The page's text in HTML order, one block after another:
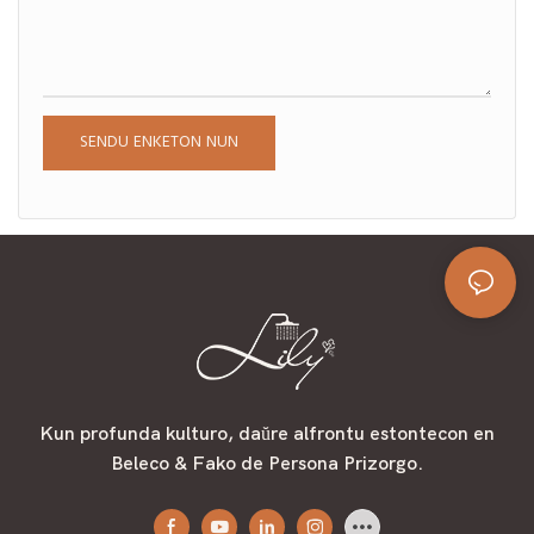
SENDU ENKETON NUN
Kun profunda kulturo, daŭre alfrontu estontecon en
Beleco & Fako de Persona Prizorgo.